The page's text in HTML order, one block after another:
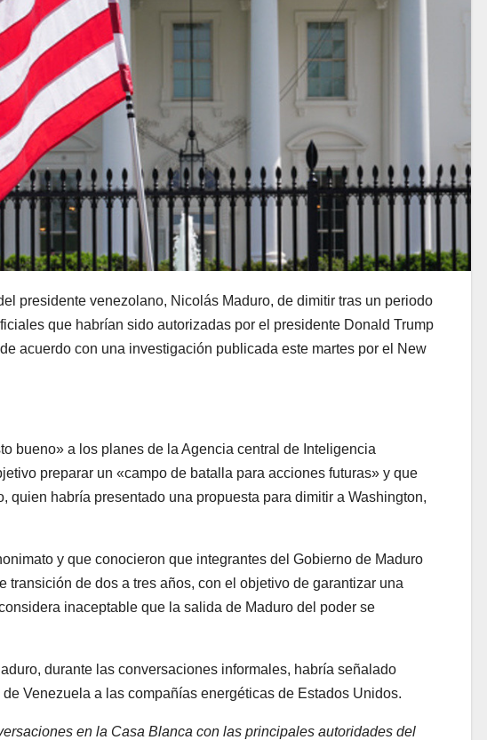
presidente venezolano, Nicolás Maduro, de dimitir tras un periodo
que habrían sido autorizadas por el presidente Donald Trump
acuerdo con una investigación publicada este martes por el New
bueno» a los planes de la Agencia central de Inteligencia
preparar un «campo de batalla para acciones futuras» y que
quien habría presentado una propuesta para dimitir a Washington,
y que conocieron que integrantes del Gobierno de Maduro
transición de dos a tres años, con el objetivo de garantizar una
inaceptable que la salida de Maduro del poder se
durante las conversaciones informales, habría señalado
Venezuela a las compañías energéticas de Estados Unidos.
en la Casa Blanca con las principales autoridades del